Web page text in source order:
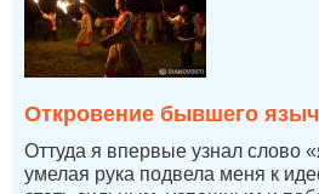
Откровение бывшего
Оттуда я впервые узнал слово
умелая рука подвела меня к